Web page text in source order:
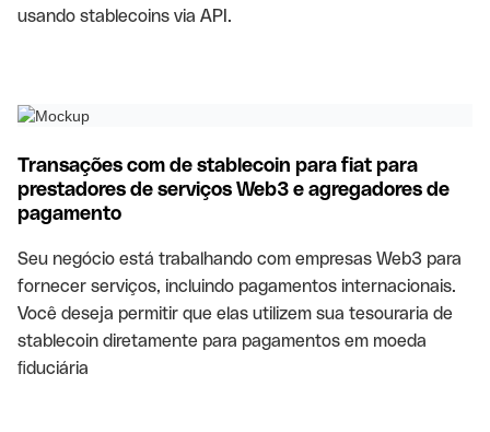
usando stablecoins via API.
Transações com de stablecoin para fiat para
prestadores de serviços Web3 e agregadores de
pagamento
Seu negócio está trabalhando com empresas Web3 para
fornecer serviços, incluindo pagamentos internacionais.
Você deseja permitir que elas utilizem sua tesouraria de
stablecoin diretamente para pagamentos em moeda
ﬁduciária